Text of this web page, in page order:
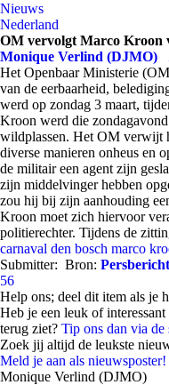
Nieuws
Nederland
OM vervolgt Marco Kroon
Monique Verlind (DJMO)
Het Openbaar Ministerie
van de eerbaarheid,
werd op zondag 3 maart,
Kroon werd die
wildplassen. Het OM verwijt
diverse manieren onheus en
de militair een agent zijn
zijn middelvinger hebben
zou hij bij zijn aanhouding
Kroon moet zich hiervoor
politierechter. Tijdens de
carnaval den bosch marco
Submitter: Bron:
56
Help ons; deel dit item als je
Heb je een leuk of
terug ziet? Tip ons dan via de
Zoek jij altijd de leukste
Meld je aan als nieuwsposter!
Monique Verlind (DJMO)